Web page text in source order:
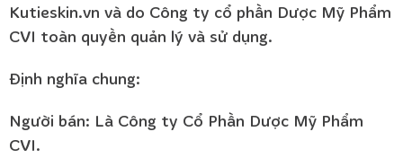
Kutieskin.vn và do Công ty cổ phần Dược Mỹ Phẩm
CVI toàn quyền quản lý và sử dụng.
Định nghĩa chung:
Người bán: Là Công ty Cổ Phần Dược Mỹ Phẩm
CVI.